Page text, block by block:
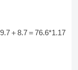
＝76.6*1.17